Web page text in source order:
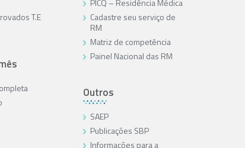
T.E
PICQ – Residência Médica
Cadastre seu serviço de
RM
Matriz de competência
Painel Nacional das RM
Outros
SAEP
Publicações SBP
Informações para a